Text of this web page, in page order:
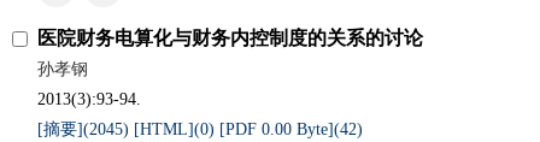
医院财务电算化与财务内控制度的关系的讨论
孙孝钢
2013(3):93-94.
[摘要](2045) [HTML](0) [PDF 0.00 Byte](42)